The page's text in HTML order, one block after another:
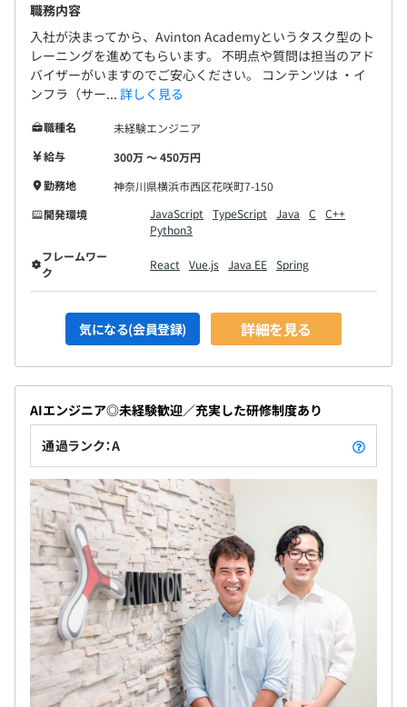
職務内容
入社が決まってから、Avinton Academyというタスク型のト
レーニングを進めてもらいます。 不明点や質問は担当のアド
バイザーがいますのでご安心ください。 コンテンツは ・イ
ンフラ（サー... 詳しく見る
職種名
未経験エンジニア
給与
300万 〜 450万円
勤務地
神奈川県横浜市西区花咲町7-150
開発環境
JavaScript TypeScript Java C
C++
Python3
フレームワー
ク
React Vue.js Java EE Spring
気になる(会員登録) 詳細を見る
AIエンジニア◎未経験歓迎／充実した研修制度あり
通過ランク：A